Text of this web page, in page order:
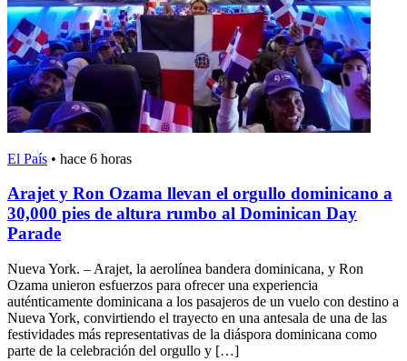
El País • hace 6 horas
Arajet y Ron Ozama llevan el orgullo dominicano a
30,000 pies de altura rumbo al Dominican Day
Parade
Nueva York. – Arajet, la aerolínea bandera dominicana, y Ron
Ozama unieron esfuerzos para ofrecer una experiencia
auténticamente dominicana a los pasajeros de un vuelo con destino a
Nueva York, convirtiendo el trayecto en una antesala de una de las
festividades más representativas de la diáspora dominicana como
parte de la celebración del orgullo y […]